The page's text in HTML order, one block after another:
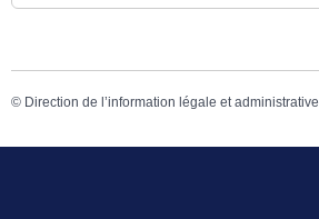
© Direction de l’information légale et administrative